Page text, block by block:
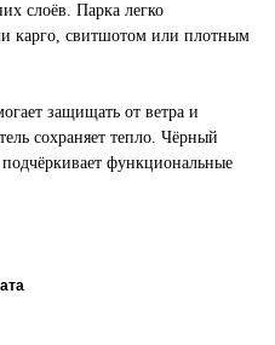
слоёв. Парка легко
карго, свитшотом или плотным
защищать от ветра и
сохраняет тепло. Чёрный
функциональные